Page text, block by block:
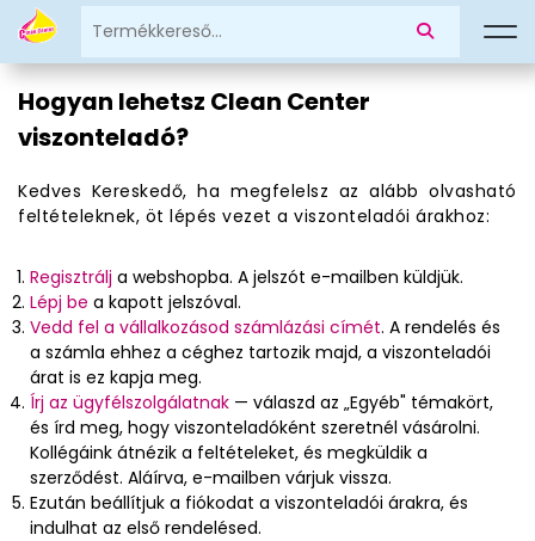
Hogyan lehetsz Clean Center
viszonteladó?
Kedves Kereskedő, ha megfelelsz az alább olvasható
feltételeknek, öt lépés vezet a viszonteladói árakhoz:
Regisztrálj a webshopba. A jelszót e-mailben küldjük.
Lépj be a kapott jelszóval.
Vedd fel a vállalkozásod számlázási címét. A rendelés és
a számla ehhez a céghez tartozik majd, a viszonteladói
árat is ez kapja meg.
Írj az ügyfélszolgálatnak — válaszd az „Egyéb" témakört,
és írd meg, hogy viszonteladóként szeretnél vásárolni.
Kollégáink átnézik a feltételeket, és megküldik a
szerződést. Aláírva, e-mailben várjuk vissza.
Ezután beállítjuk a fiókodat a viszonteladói árakra, és
indulhat az első rendelésed.